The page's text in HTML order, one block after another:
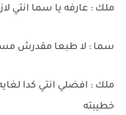
ملك : عارفه يا سما انتي
سما : لا طبعا مقدرش
ملك : افضلي انتي كدا
خطيبته